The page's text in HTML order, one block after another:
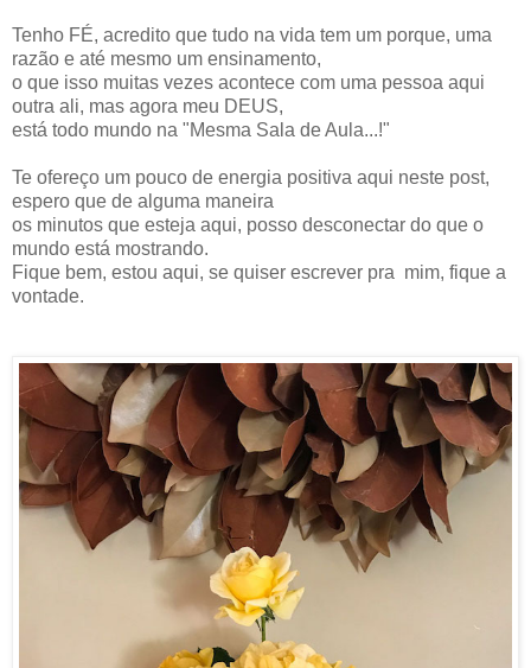
Tenho FÉ, acredito que tudo na vida tem um porque, uma
razão e até mesmo um ensinamento,
o que isso muitas vezes acontece com uma pessoa aqui
outra ali, mas agora meu DEUS,
está todo mundo na "Mesma Sala de Aula...!"
Te ofereço um pouco de energia positiva aqui neste post,
espero que de alguma maneira
os minutos que esteja aqui, posso desconectar do que o
mundo está mostrando.
Fique bem, estou aqui, se quiser escrever pra mim, fique a
vontade.